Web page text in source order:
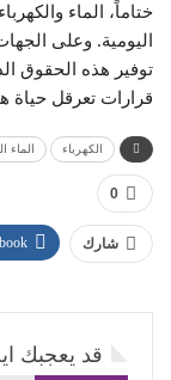
ختاماً، الماء
اليومية. وعلى
توفير هذه الحقوق
قرارات تعرقل حياة
الكهرباء الماء
0
شارك
قد يعجبك